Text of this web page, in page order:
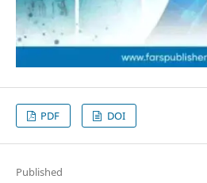
PDF DOI
Published